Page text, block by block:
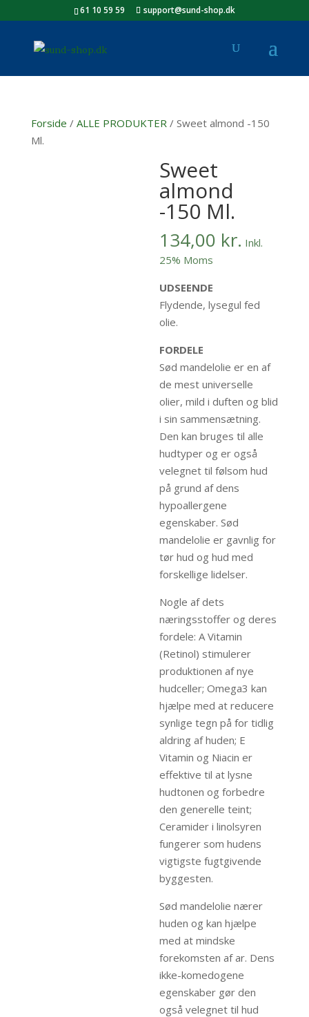
61 10 59 59 support@sund-shop.dk
Forside / ALLE PRODUKTER/ Sweet almond -150
Ml.
Sweet
almond
-150 Ml.
134,00 kr. Inkl.
25% Moms
UDSEENDE
Flydende, lysegul fed
olie.
FORDELE
Sød mandelolie er en af ​​
de mest universelle
olier, mild i duften og blid
i sin sammensætning.
Den kan bruges til alle
hudtyper og er også
velegnet til følsom hud
på grund af dens
hypoallergene
egenskaber. Sød
mandelolie er gavnlig for
tør hud og hud med
forskellige lidelser.
Nogle af dets
næringsstoffer og deres
fordele: A Vitamin
(Retinol) stimulerer
produktionen af ​​nye
hudceller; Omega3 kan
hjælpe med at reducere
synlige tegn på for tidlig
aldring af huden; E
Vitamin og Niacin er
effektive til at lysne
hudtonen og forbedre
den generelle teint;
Ceramider i linolsyren
fungerer som hudens
vigtigste fugtgivende
byggesten.
Sød mandelolie nærer
huden og kan hjælpe
med at mindske
forekomsten af ​​ar. Dens
ikke-komedogene
egenskaber gør den
også velegnet til hud